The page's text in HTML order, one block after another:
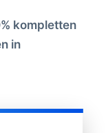
kompletten
in